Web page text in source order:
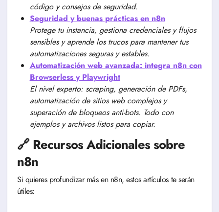
código y consejos de seguridad.
Seguridad y buenas prácticas en n8n
Protege tu instancia, gestiona credenciales y flujos
sensibles y aprende los trucos para mantener tus
automatizaciones seguras y estables.
Automatización web avanzada: integra n8n con
Browserless y Playwright
El nivel experto: scraping, generación de PDFs,
automatización de sitios web complejos y
superación de bloqueos anti-bots. Todo con
ejemplos y archivos listos para copiar.
🔗 Recursos Adicionales sobre
n8n
Si quieres profundizar más en n8n, estos artículos te serán
útiles: